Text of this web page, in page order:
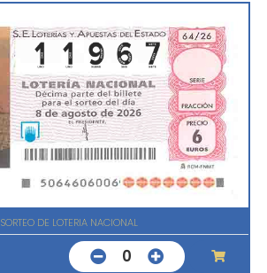
SORTEO DE LOTERIA NACIONAL
0